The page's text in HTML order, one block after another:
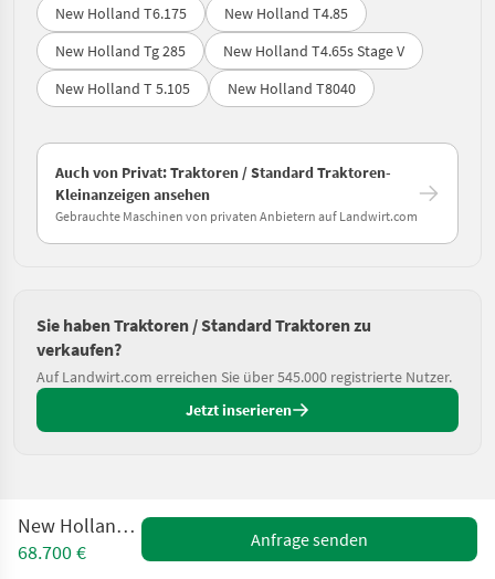
New Holland T6.175
New Holland T4.85
New Holland Tg 285
New Holland T4.65s Stage V
New Holland T 5.105
New Holland T8040
Auch von Privat: Traktoren / Standard Traktoren-
Kleinanzeigen ansehen
Gebrauchte Maschinen von privaten Anbietern auf Landwirt.com
Sie haben Traktoren / Standard Traktoren zu
verkaufen?
Auf Landwirt.com erreichen Sie über 545.000 registrierte Nutzer.
Jetzt inserieren
New Holland T 5.105
68.700 €
Anfrage senden